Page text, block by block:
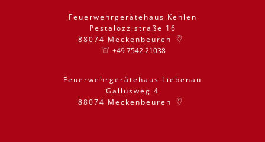
Feuerwehrgerätehaus Kehlen
Pestalozzistraße 16
88074 Meckenbeuren
+49 7542 21038
Feuerwehrgerätehaus Liebenau
Gallusweg 4
88074 Meckenbeuren